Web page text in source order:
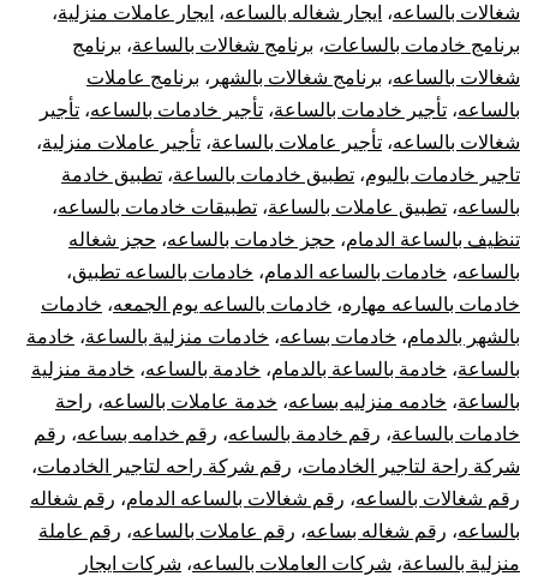
شغالات بالساعه، ايجار شغاله بالساعه، ايجار عاملات منزلية،
برنامج خادمات بالساعات، برنامج شغالات بالساعة، برنامج
شغالات بالساعه، برنامج شغالات بالشهر ، برنامج عاملات
بالساعه، تأجير خادمات بالساعة، تأجير خادمات بالساعه، تأجير
شغالات بالساعه، تأجير عاملات بالساعة، تأجير عاملات منزلية،
تاجير خادمات باليوم، تطبيق خادمات بالساعة، تطبيق خادمة
بالساعه، تطبيق عاملات بالساعة، تطبيقات خادمات بالساعه،
تنظيف بالساعة الدمام، حجز خادمات بالساعه، حجز شغاله
بالساعه، خادمات بالساعه الدمام، خادمات بالساعه تطبيق،
خادمات بالساعه مهاره، خادمات بالساعه يوم الجمعه، خادمات
بالشهر بالدمام، خادمات بساعه، خادمات منزلية بالساعة، خادمة
بالساعة، خادمة بالساعة بالدمام، خادمة بالساعه، خادمة منزلية
بالساعة، خادمه منزليه بساعه، خدمة عاملات بالساعه، راحة
خادمات بالساعة، رقم خادمة بالساعه، رقم خدامه بساعه، رقم
شركة راحة لتاجير الخادمات، رقم شركة راحه لتاجير الخادمات،
رقم شغالات بالساعه، رقم شغالات بالساعه الدمام، رقم شغاله
بالساعه، رقم شغاله بساعه، رقم عاملات بالساعه، رقم عاملة
منزلية بالساعة، شركات العاملات بالساعه، شركات ايجار